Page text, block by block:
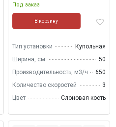
Под заказ
В корзину
Тип установки
Купольная
Ширина, см.
50
Производительность, м3/ч
650
Количество скоростей
3
Цвет
Слоновая кость